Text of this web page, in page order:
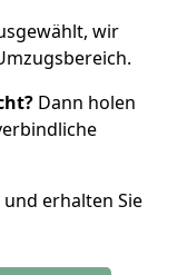
wir
Dann holen
erhalten Sie